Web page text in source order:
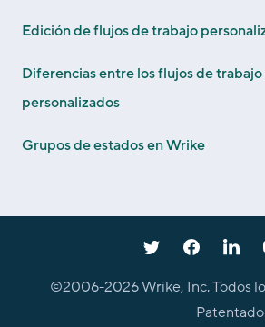
Edición de flujos de trabajo
Diferencias entre los flujos de
personalizados
Grupos de estados en Wrike
©2006-2026Wrike, Inc. Todos